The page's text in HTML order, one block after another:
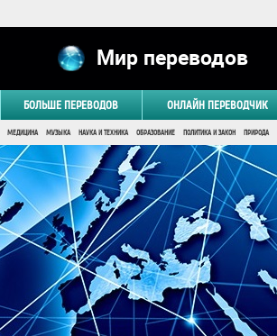
Мир переводов
БОЛЬШЕ ПЕРЕВОДОВ ОНЛАЙН ПЕРЕВОДЧИК
МЕДИЦИНА МУЗЫКА НАУКА И ТЕХНИКА ОБРАЗОВАНИЕ ПОЛИТИКА И ЗАКОН ПРИРОДА